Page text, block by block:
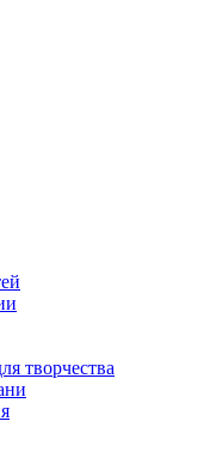
творчества